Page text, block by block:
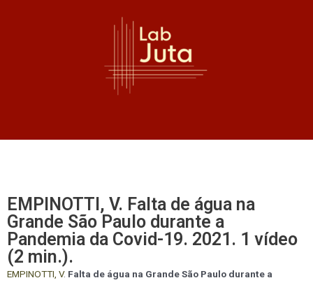
EMPINOTTI, V. Falta de água na
Grande São Paulo durante a
Pandemia da Covid-19. 2021. 1 vídeo
(2 min.).
EMPINOTTI, V. Falta de água na Grande São Paulo durante a